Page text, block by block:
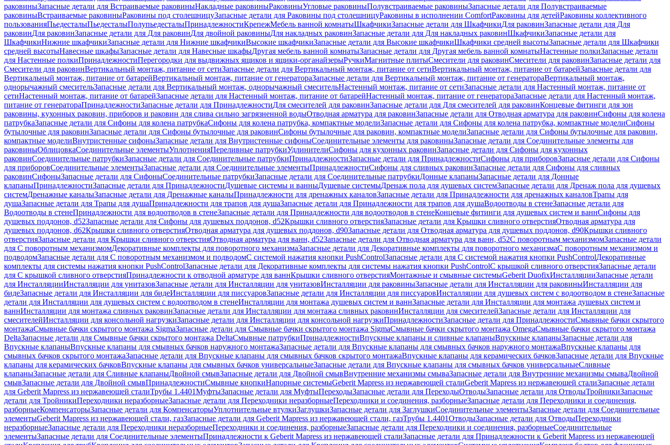
раковиныЗапасные детали для Встраиваемые раковиныНакладные раковиныРаковиныУгловые раковиныПолувстраиваемые раковиныЗапасные детали для Полувстраиваемые
раковиныВстраиваемые раковиныРаковины под столешницуЗапасные детали для Раковины под столешницуРаковины в исполнении ComfortPаковины для детейРаковины коллективного
пользованияПьедесталыПьедесталыПолупьедесталыПринадлежностиКрепежМебель ванной комнатыШкафчикиЗапасные детали для ШкафчикиДля раковинЗапасные детали для Для
раковинДля раковинЗапасные детали для Для раковинДля двойной раковиныДля накладных pаковинЗапасные детали для Для накладных pаковинШкафчикиЗапасные детали для
ШкафчикиНижние шкафчикиЗапасные детали для Нижние шкафчикиВысокие шкафчикиЗапасные детали для Высокие шкафчикиШкафчики средней высотыЗапасные детали для Шкафчики
средней высотыНавесные шкафыЗапасные детали для Навесные шкафыДругая мебель ванной комнатыЗапасные детали для Другая мебель ванной комнатыНастенные полкиЗапасные детали
для Настенные полкиПринадлежностиПерегородки для выдвижных ящиков и ящики-органайзерыРучкиМагнитные плитыСмесители для раковинСмесители для раковинЗапасные детали для
Смесители для раковинВертикальный монтаж, питание от сетиЗапасные детали для Вертикальный монтаж, питание от сетиВертикальный монтаж, питание от батарейЗапасные детали для
Вертикальный монтаж, питание от батарейВертикальный монтаж, питание от генератораЗапасные детали для Вертикальный монтаж, питание от генератораВертикальный монтаж,
однорычажный смесительЗапасные детали для Вертикальный монтаж, однорычажный смесительНастенный монтаж, питание от сетиЗапасные детали для Настенный монтаж, питание от
сетиНастенный монтаж, питание от батарейЗапасные детали для Настенный монтаж, питание от батарейНастенный монтаж, питание от генератораЗапасные детали для Настенный монтаж,
питание от генератораПринадлежностиЗапасные детали для ПринадлежностиДля смесителей для раковинЗапасные детали для Для смесителей для раковинКонцевые фитинги для зон
раковины, кухонных раковин, приборов и раковин для слива сильно загрязненной водыОтводная арматура для раковинЗапасные детали для Отводная арматура для раковинСифоны для колена
патрубкаЗапасные детали для Сифоны для колена патрубкаСифоны для колена патрубка, компактные моделиЗапасные детали для Сифоны для колена патрубка, компактные моделиСифоны
бутылочные для раковинЗапасные детали для Сифоны бутылочные для раковинСифоны бутылочные для раковин, компактные моделиЗапасные детали для Сифоны бутылочные для раковин,
компактные моделиВнутристенные сифоныЗапасные детали для Внутристенные сифоныСоединительные элементы для раковиныЗапасные детали для Соединительные элементы для
раковиныОблицовкаСоединительные элементыУплотненияПереливные патрубкиУдлинителиСифоны для кухонных раковинЗапасные детали для Сифоны для кухонных
раковинСоединительные патрубкиЗапасные детали для Соединительные патрубкиПринадлежностиЗапасные детали для ПринадлежностиСифоны для приборовЗапасные детали для Сифоны
для приборовСоединительные элементыЗапасные детали для Соединительные элементыПринадлежностиСифоны для сливных раковинЗапасные детали для Сифоны для сливных
раковинСифоныЗапасные детали для СифоныСоединительные патрубкиЗапасные детали для Соединительные патрубкиДонные клапаныЗапасные детали для Донные
клапаныПринадлежностиЗапасные детали для ПринадлежностиДушевые системы и ванныДушевые системыДренаж пола для душевых системЗапасные детали для Дренаж пола для душевых
системДренажные каналыЗапасные детали для Дренажные каналыПринадлежности для дренажных каналовЗапасные детали для Принадлежности для дренажных каналовТрапы для
душаЗапасные детали для Трапы для душаПринадлежности для трапов для душаЗапасные детали для Принадлежности для трапов для душаВодоотводы в стенеЗапасные детали для
Водоотводы в стенеПринадлежности для водоотводов в стенеЗапасные детали для Принадлежности для водоотводов в стенеКонцевые фитинги для душевых систем и ваннСифоны для
душевых поддонов, d52Запасные детали для Сифоны для душевых поддонов, d52Крышки сливного отверстияЗапасные детали для Крышки сливного отверстияОтводная арматура для
душевых поддонов, d62Крышки сливного отверстияОтводная арматура для душевых поддонов, d90Запасные детали для Отводная арматура для душевых поддонов, d90Крышки сливного
отверстияЗапасные детали для Крышки сливного отверстияОтводная арматура для ванн, d52Запасные детали для Отводная арматура для ванн, d52С поворотным механизмомЗапасные детали
для С поворотным механизмомДекоративные комплекты для поворотного механизмаЗапасные детали для Декоративные комплекты для поворотного механизмаС поворотным механизмом и
подводомЗапасные детали для С поворотным механизмом и подводомС системой нажатия кнопки PushControlЗапасные детали для С системой нажатия кнопки PushControlДекоративные
комплекты для системы нажатия кнопки PushControlЗапасные детали для Декоративные комплекты для системы нажатия кнопки PushControlС крышкой сливного отверстияЗапасные детали
для С крышкой сливного отверстияПринадлежности к отводной арматуре для ваннКрышки сливного отверстияМонтажные и смывные системыGeberit DuofixИнсталляцииЗапасные детали
для ИнсталляцииИнсталляции для унитазовЗапасные детали для Инсталляции для унитазовИнсталляции для раковиныЗапасные детали для Инсталляции для раковиныИнсталляции для
бидеЗапасные детали для Инсталляции для бидеИнсталляции для писсуаровЗапасные детали для Инсталляции для писсуаровИнсталляции для душевых систем с водоотводом в стенеЗапасные
детали для Инсталляции для душевых систем с водоотводом в стенеИнсталляции для монтажа душевых систем и ваннЗапасные детали для Инсталляции для монтажа душевых систем и
ваннИнсталляции для монтажа сливных раковинЗапасные детали для Инсталляции для монтажа сливных раковинИнсталляции для смесителейЗапасные детали для Инсталляции для
смесителейИнсталляции для консольной нагрузкиЗапасные детали для Инсталляции для консольной нагрузкиПринадлежностиЗапасные детали для ПринадлежностиСмывные бачки скрытого
монтажаСмывные бачки скрытого монтажа SigmaЗапасные детали для Смывные бачки скрытого монтажа SigmaСмывные бачки скрытого монтажа OmegaСмывные бачки скрытого монтажа
DeltaЗапасные детали для Смывные бачки скрытого монтажа DeltaСмывные патрубкиПринадлежностиВпускные клапаны и сливные клапаныВпускные клапаныЗапасные детали для
Впускные клапаныВпускные клапаны для смывных бачков наружного монтажаЗапасные детали для Впускные клапаны для смывных бачков наружного монтажаВпускные клапаны для
смывных бачков скрытого монтажаЗапасные детали для Впускные клапаны для смывных бачков скрытого монтажаВпускные клапаны для керамических бачковЗапасные детали для Впускные
клапаны для керамических бачковВпускные клапаны для смывных бачков универсальныеЗапасные детали для Впускные клапаны для смывных бачков универсальныеСливные
клапаныЗапасные детали для Сливные клапаныДвойной смывЗапасные детали для Двойной смывВнутренние механизмы смываЗапасные детали для Внутренние механизмы смываДвойной
смывЗапасные детали для Двойной смывПринадлежностиСмывные кнопкиНапорные системыGeberit Mapress из нержавеющей сталиGeberit Mapress из нержавеющей сталиЗапасные детали
для Geberit Mapress из нержавеющей сталиТрубы 1.4401МуфтыЗапасные детали для МуфтыПереходыЗапасные детали для ПереходыОтводыЗапасные детали для ОтводыТройникиЗапасные
детали для ТройникиПереходники неразборныеЗапасные детали для Переходники неразборныеПереходники и соединения, разборныеЗапасные детали для Переходники и соединения,
разборныеКомпенсаторыЗапасные детали для КомпенсаторыУплотнительные втулкиЗаглушкиЗапасные детали для ЗаглушкиСоединительные элементыЗапасные детали для Соединительные
элементыGeberit Mapress из нержавеющей стали, газЗапасные детали для Geberit Mapress из нержавеющей стали, газТрубы 1.4401ОтводыЗапасные детали для ОтводыПереходники
неразборныеЗапасные детали для Переходники неразборныеПереходники и соединения, разборныеЗапасные детали для Переходники и соединения, разборныеСоединительные
элементыЗапасные детали для Соединительные элементыПринадлежности к Geberit Mapress из нержавеющей сталиЗапасные детали для Принадлежности к Geberit Mapress из нержавеющей